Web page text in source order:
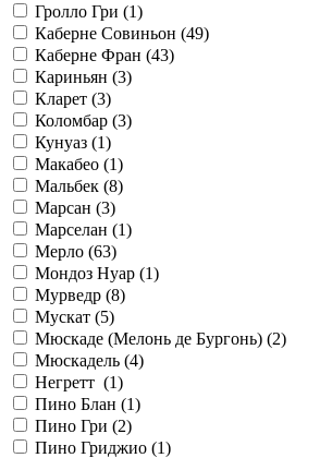
Гролло Гри (1)
Каберне Совиньон (49)
Каберне Фран (43)
Кариньян (3)
Кларет (3)
Коломбар (3)
Кунуаз (1)
Макабео (1)
Мальбек (8)
Марсан (3)
Марселан (1)
Мерло (63)
Мондоз Нуар (1)
Мурведр (8)
Мускат (5)
Мюскаде (Мелонь де Бургонь) (2)
Мюскадель (4)
Негретт (1)
Пино Блан (1)
Пино Гри (2)
Пино Гриджио (1)